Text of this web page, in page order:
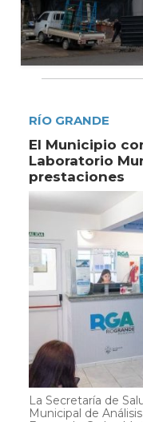
RÍO GRANDE
El Municipio
Laboratorio
prestaciones
La Secretaría de
Municipal de